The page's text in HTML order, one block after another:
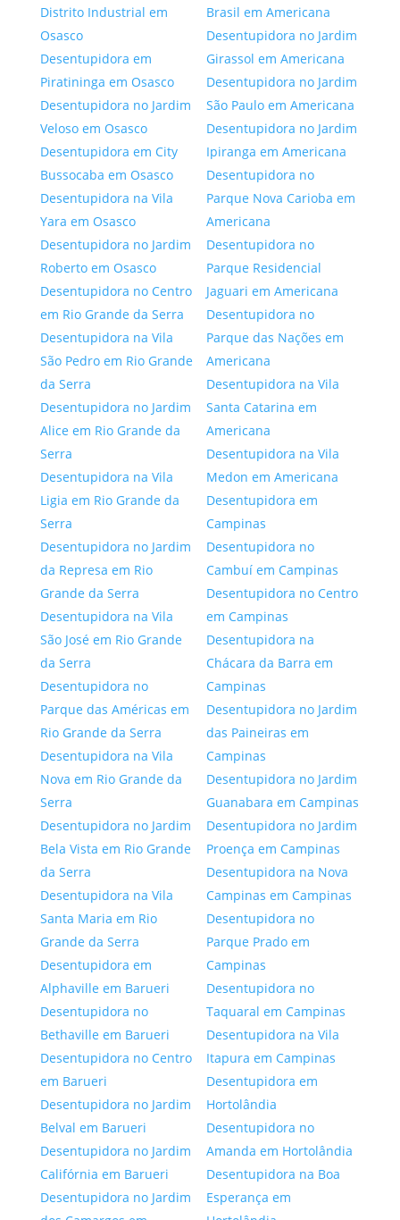
Distrito Industrial em
Osasco
Desentupidora em
Piratininga em Osasco
Desentupidora no Jardim
Veloso em Osasco
Desentupidora em City
Bussocaba em Osasco
Desentupidora na Vila
Yara em Osasco
Desentupidora no Jardim
Roberto em Osasco
Desentupidora no Centro
em Rio Grande da Serra
Desentupidora na Vila
São Pedro em Rio Grande
da Serra
Desentupidora no Jardim
Alice em Rio Grande da
Serra
Desentupidora na Vila
Ligia em Rio Grande da
Serra
Desentupidora no Jardim
da Represa em Rio
Grande da Serra
Desentupidora na Vila
São José em Rio Grande
da Serra
Desentupidora no
Parque das Américas em
Rio Grande da Serra
Desentupidora na Vila
Nova em Rio Grande da
Serra
Desentupidora no Jardim
Bela Vista em Rio Grande
da Serra
Desentupidora na Vila
Santa Maria em Rio
Grande da Serra
Desentupidora em
Alphaville em Barueri
Desentupidora no
Bethaville em Barueri
Desentupidora no Centro
em Barueri
Desentupidora no Jardim
Belval em Barueri
Desentupidora no Jardim
Califórnia em Barueri
Desentupidora no Jardim
Brasil em Americana
Desentupidora no Jardim
Girassol em Americana
Desentupidora no Jardim
São Paulo em Americana
Desentupidora no Jardim
Ipiranga em Americana
Desentupidora no
Parque Nova Carioba em
Americana
Desentupidora no
Parque Residencial
Jaguari em Americana
Desentupidora no
Parque das Nações em
Americana
Desentupidora na Vila
Santa Catarina em
Americana
Desentupidora na Vila
Medon em Americana
Desentupidora em
Campinas
Desentupidora no
Cambuí em Campinas
Desentupidora no Centro
em Campinas
Desentupidora na
Chácara da Barra em
Campinas
Desentupidora no Jardim
das Paineiras em
Campinas
Desentupidora no Jardim
Guanabara em Campinas
Desentupidora no Jardim
Proença em Campinas
Desentupidora na Nova
Campinas em Campinas
Desentupidora no
Parque Prado em
Campinas
Desentupidora no
Taquaral em Campinas
Desentupidora na Vila
Itapura em Campinas
Desentupidora em
Hortolândia
Desentupidora no
Amanda em Hortolândia
Desentupidora na Boa
Esperança em